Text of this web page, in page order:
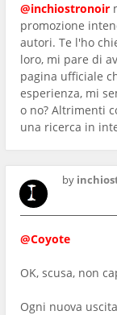
@inchiostronoir
promozione
autori. Te l'ho
loro, mi pare di
pagina ufficiale
esperienza, mi
o no? Altrimenti
una ricerca in
by
@Coyote
OK, scusa, non
Ogni nuova